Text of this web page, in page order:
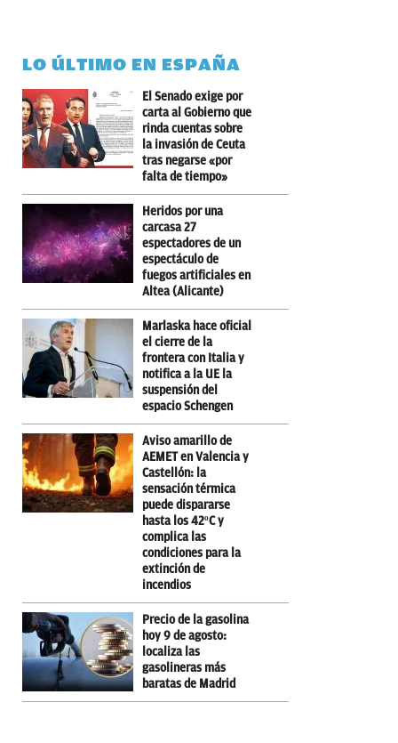
LO ÚLTIMO EN ESPAÑA
El Senado exige por
carta al Gobierno que
rinda cuentas sobre
la invasión de Ceuta
tras negarse «por
falta de tiempo»
Heridos por una
carcasa 27
espectadores de un
espectáculo de
fuegos artificiales en
Altea (Alicante)
Marlaska hace oficial
el cierre de la
frontera con Italia y
notifica a la UE la
suspensión del
espacio Schengen
Aviso amarillo de
AEMET en Valencia y
Castellón: la
sensación térmica
puede dispararse
hasta los 42ºC y
complica las
condiciones para la
extinción de
incendios
Precio de la gasolina
hoy 9 de agosto:
localiza las
gasolineras más
baratas de Madrid